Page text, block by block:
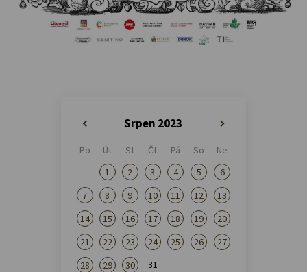
Srpen 2023
Po Út St Čt Pá So
Ne
1
2 3 4 5
6
7
8 9 10 11 12
13
14
15 16 17 18 19
20
21
22 23 24 25 26
27
28
29 30 31